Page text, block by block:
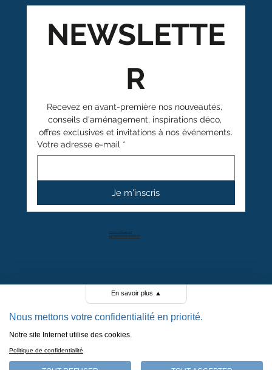
POLITIQUE DE CONFIDENTIALITÉ
+41 27 766 40 40
info@anthamatten.ch
NEWSLETTE
R
Recevez en avant-première nos nouveautés,
conseils d'aménagement, inspirations déco,
offres exclusives et invitations à nos événements.
Votre adresse e-mail *
Je m'inscris
4.4
+ de 100 avis clients
En savoir plus ▲
Nous mettons votre confidentialité en priorité.
Notre site Internet utilise des cookies.
Politique de confidentialité